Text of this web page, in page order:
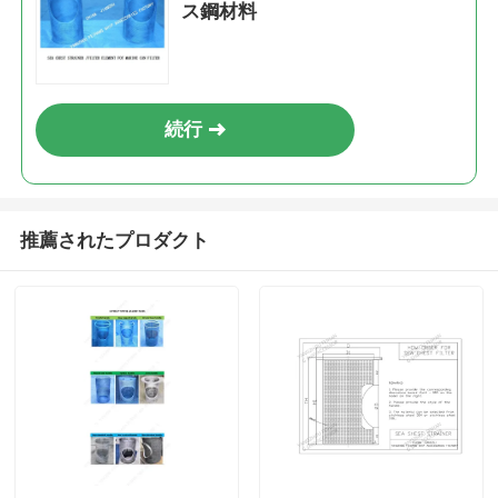
ス鋼材料
続行
推薦されたプロダクト